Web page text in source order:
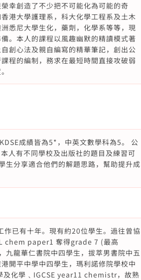
幸創造了不少把不可能化為可能的奇
港大學護理系，科大化學工程系及土木
悉尼大學生化，藥劑，化學系等等，現
。本人的課程以風趣幽默的精讀模式著
創心法及親自編寫的精華筆記，創出公
程的編制，務求在最短時間直接攻破弱
成績皆為5*，中英文數學科為5。 公
人有不同學校及出版社的題目及練習可
生分享適合他們的解題思路，幫助提升成
已有十年。現有約20位學生。過往曾協
chem paper1 奪得grade 7 (最高
龍華仁書院中四學生，拔萃男書院中五
開平中學中四學生，瑪利諾修院學校中
及化學﹑IGCSE year11 chemistr，故熟